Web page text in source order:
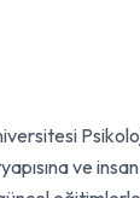
ve insan